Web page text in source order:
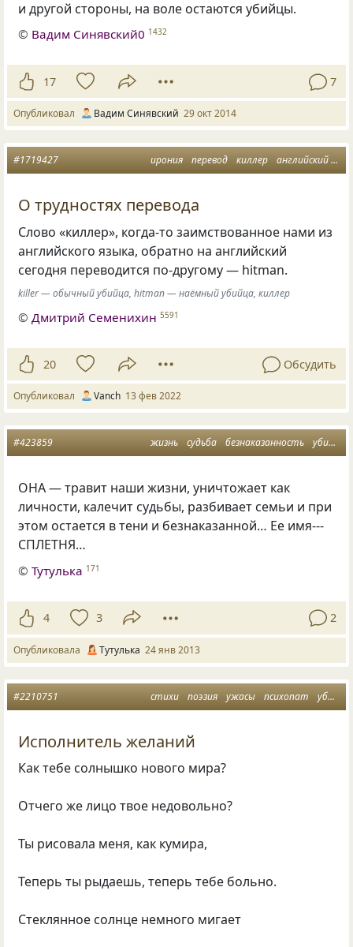
и другой стороны, на воле остаются убийцы.
© Вадим Синявский0 1432
17 7
Опубликовал Вадим Синявский 29 окт 2014
ирония перевод киллер английский язык
#1719427
О трудностях перевода
Слово «киллер», когда-то заимствованное нами из
английского языка, обратно на английский
сегодня переводится по-другому — hitman.
killer — обычный убийца, hitman — наёмный убийца, киллер
© Дмитрий Семенихин 5591
20 Обсудить
Опубликовал Vanch 13 фев 2022
жизнь судьба безнаказанность убийца
#423859
ОНА — травит наши жизни, уничтожает как
личности, калечит судьбы, разбивает семьи и при
этом остается в тени и безнаказанной… Ее имя---
СПЛЕТНЯ…
©Тутулька 171
4 3 2
Опубликовала Тутулька 24 янв 2013
стихи поэзия ужасы психопат убийца
#2210751
Исполнитель желаний
Как тебе солнышко нового мира?
Отчего же лицо твое недовольно?
Ты рисовала меня, как кумира,
Теперь ты рыдаешь, теперь тебе больно.
Стеклянное солнце немного мигает